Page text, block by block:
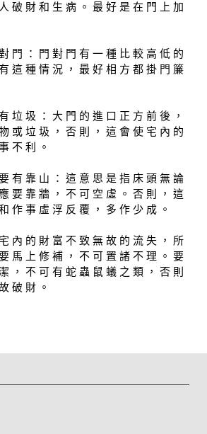
破 財 和 生 病 。 最 好 是 在 門 上 加
門 ： 門 對 門 有 一 種 比 較 高 低 的
這 種 情 況 ， 最 好 相 方 都 掛 門 簾
垃 圾 ： 大 門 的 進 口 正 方 前 後 ，
或 垃 圾 ， 否 則 ， 這 會 使 宅 內 的
不 利 。
有 靠 山 ： 這 意 思 是 指 床 頭 無 論
要 靠 牆 ， 不 可 空 虛 。 否 則 ， 這
作 事 虛 浮 反 覆 ， 多 作 少 成 。
內 的 財 富 不 致 無 故 的 流 失 ， 所
馬 上 修 補 ， 不 可 置 諸 不 理 。 要
， 不 可 有 蛇 蟲 鼠 蟻 之 類 ， 否 則
破 財 。